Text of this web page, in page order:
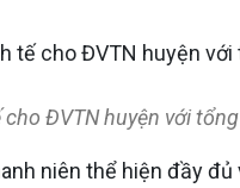
ĐVTN huyện với
niên thể hiện đầy